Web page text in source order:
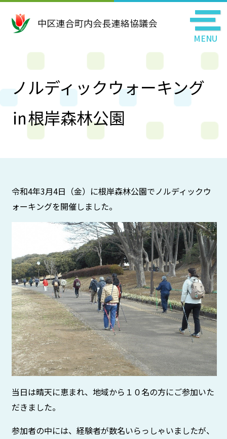
MENU
ノルディックウォーキング
㏌根岸森林公園
令和4年3月4日（金）に根岸森林公園でノルディックウ
ォーキングを開催しました。
当日は晴天に恵まれ、地域から１０名の方にご参加いた
だきました。
参加者の中には、経験者が数名いらっしゃいましたが、